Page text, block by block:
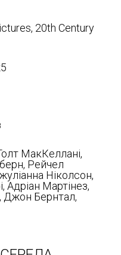
20th Century
МакКеллані,
Рейчел
Ніколсон,
Адріан Мартінез,
Джон Бернтал,